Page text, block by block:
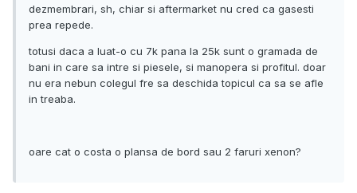
dezmembrari, sh, chiar si aftermarket nu cred ca gasesti
prea repede.
totusi daca a luat-o cu 7k pana la 25k sunt o gramada de
bani in care sa intre si piesele, si manopera si profitul. doar
nu era nebun colegul fre sa deschida topicul ca sa se afle
in treaba.
oare cat o costa o plansa de bord sau 2 faruri xenon?